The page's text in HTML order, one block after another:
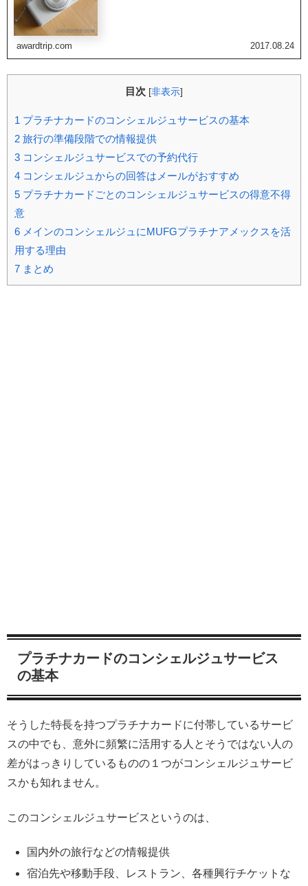
awardtrip.com 2017.08.24
目次 [非表示]
1 プラチナカードのコンシェルジュサービスの基本
2 旅行の準備段階での情報提供
3 コンシェルジュサービスでの予約代行
4 コンシェルジュからの回答はメールがおすすめ
5 プラチナカードごとのコンシェルジュサービスの得意不得
意
6 メインのコンシェルジュにMUFGプラチナアメックスを活
用する理由
7 まとめ
プラチナカードのコンシェルジュサービス
の基本
そうした特長を持つプラチナカードに付帯しているサービ
スの中でも、意外に頻繁に活用する人とそうではない人の
差がはっきりしているものの１つがコンシェルジュサービ
スかも知れません。
このコンシェルジュサービスというのは、
国内外の旅行などの情報提供
宿泊先や移動手段、レストラン、各種興行チケットな